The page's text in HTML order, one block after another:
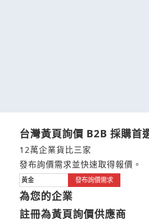
台灣黃頁詢價 B2B 採購首
12萬企業貨比三家
發布詢價需求並快速取得報價。
發布詢價需求
為您的企業
註冊為黃頁詢價供應商